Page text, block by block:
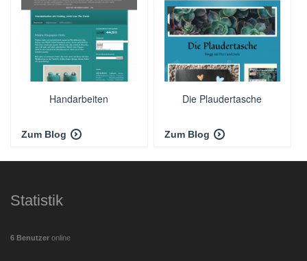
Handarbeiten
Zum Blog
Die Plaudertasche
Zum Blog
Statistik
6 Benutzer online